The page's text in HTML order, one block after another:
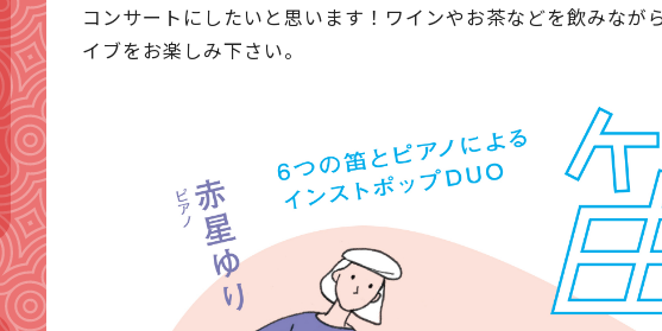
コンサートにしたいと思います！ワインやお茶などを飲みなが
イブをお楽しみ下さい。